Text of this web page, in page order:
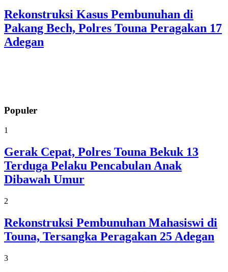
Rekonstruksi Kasus Pembunuhan di
Pakang Bech, Polres Touna Peragakan 17
Adegan
Populer
1
Gerak Cepat, Polres Touna Bekuk 13
Terduga Pelaku Pencabulan Anak
Dibawah Umur
2
Rekonstruksi Pembunuhan Mahasiswi di
Touna, Tersangka Peragakan 25 Adegan
3